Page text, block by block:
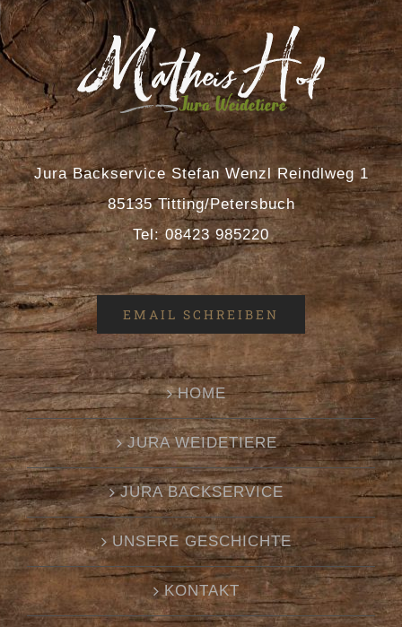
Jura Backservice Stefan Wenzl Reindlweg 1
85135 Titting/Petersbuch
Tel: 08423 985220
EMAIL SCHREIBEN
HOME
JURA WEIDETIERE
JURA BACKSERVICE
UNSERE GESCHICHTE
KONTAKT